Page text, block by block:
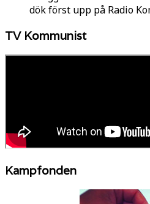
dök först upp på Radio
TV Kommunist
Kampfonden